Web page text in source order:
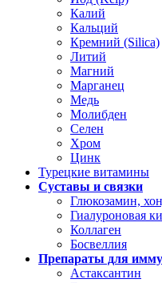
Калий
Кальций
Кремний (Silica)
Литий
Магний
Марганец
Медь
Молибден
Селен
Хром
Цинк
Турецкие витамины
Суставы и связки
Глюкозамин,
Гиалуроновая
Коллаген
Босвеллия
Препараты для
Астаксантин